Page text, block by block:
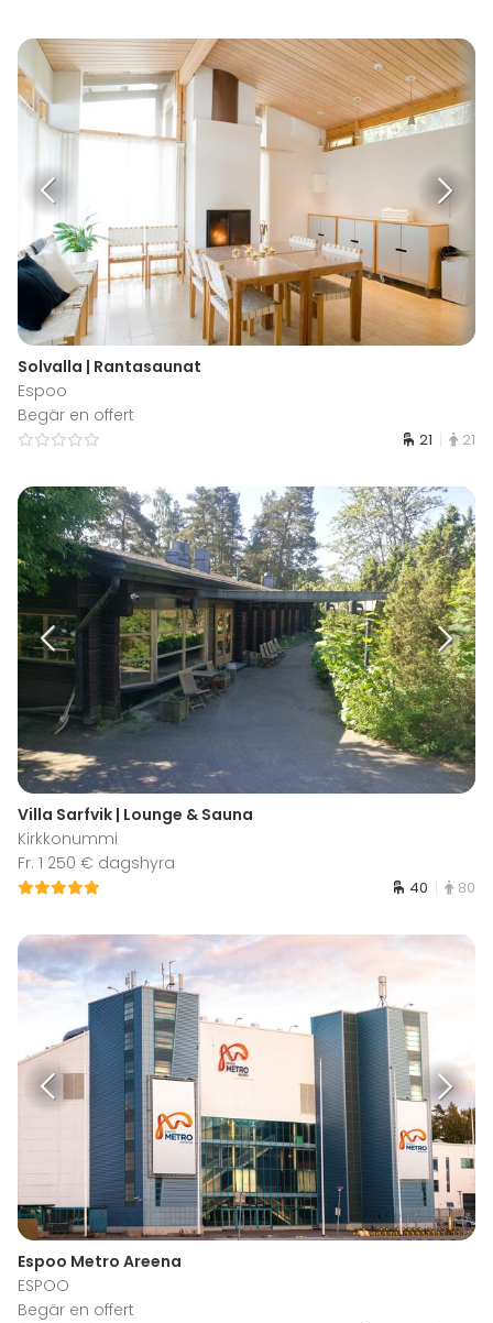
Solvalla | Rantasaunat
Espoo
Begär en offert
21 21
Villa Sarfvik | Lounge & Sauna
Kirkkonummi
Fr. 1 250 € dagshyra
40 80
Espoo Metro Areena
ESPOO
Begär en offert